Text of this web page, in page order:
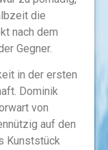
die
nach dem
Gegner.
in der ersten
Dominik
von
auf den
Kunststück